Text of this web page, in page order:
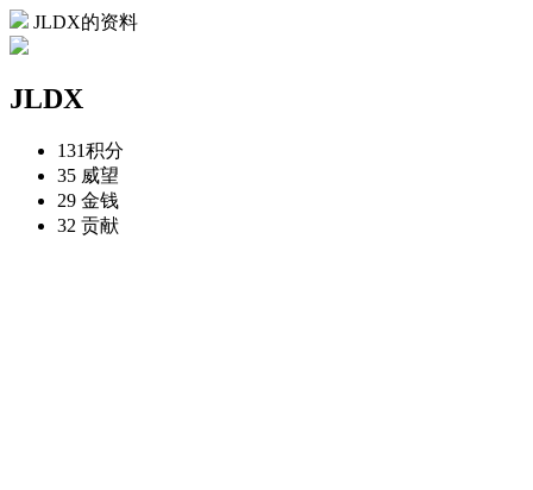
JLDX的资料
JLDX
131积分
35 威望
29 金钱
32 贡献